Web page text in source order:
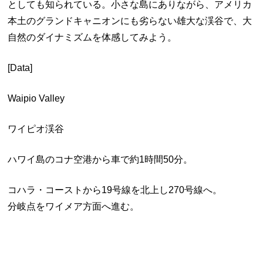
としても知られている。小さな島にありながら、アメリカ
本土のグランドキャニオンにも劣らない雄大な渓谷で、大
自然のダイナミズムを体感してみよう。
[Data]
Waipio Valley
ワイピオ渓谷
ハワイ島のコナ空港から車で約1時間50分。
コハラ・コーストから19号線を北上し270号線へ。
分岐点をワイメア方面へ進む。